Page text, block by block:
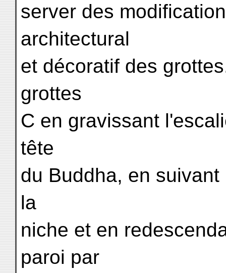
server des
architectural
et décoratif des
grottes
C en gravissant
tête
du Buddha, en
la
niche et en
paroi par